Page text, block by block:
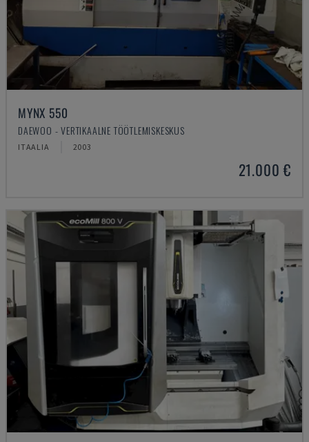
MYNX 550
DAEWOO - VERTIKAALNE TÖÖTLEMISKESKUS
ITAALIA 2003
21.000 €